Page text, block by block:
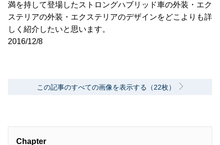
満を持して登場したストロングハブリッド車の外装・エク
ステリアの外装・エクステリアのデザインをどこよりも詳
しく紹介したいと思います。
2016/12/8
この記事のすべての画像を表示する（22枚）
Chapter